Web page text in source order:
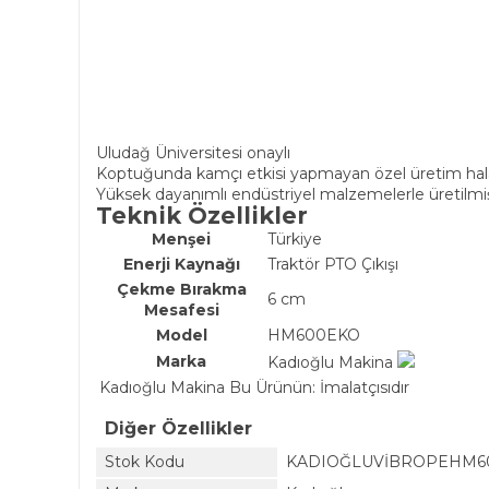
Uludağ Üniversitesi onaylı
Koptuğunda kamçı etkisi yapmayan özel üretim
Yüksek dayanımlı endüstriyel malzemelerle
Teknik Özellikler
Menşei
Türkiye
Enerji Kaynağı
Traktör PTO Çıkışı
Çekme Bırakma
Mesafesi
6 cm
Model
HM600EKO
Marka
Kadıoğlu Makina
Kadıoğlu Makina Bu Ürünün: İmalatçısıdır
Diğer Özellikler
Stok Kodu